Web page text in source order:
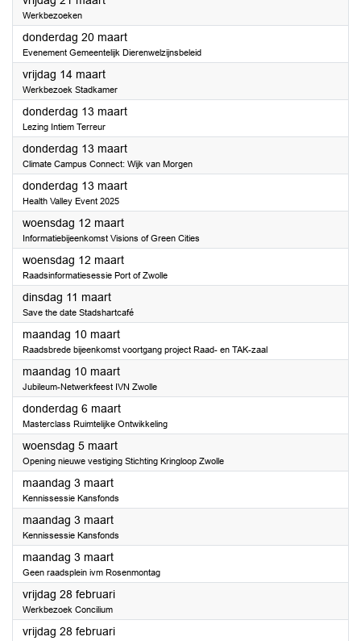
Werkbezoeken
donderdag 20 maart2025
Evenement Gemeentelijk Dierenwelzijnsbeleid
vrijdag 14 maart2025
Werkbezoek Stadkamer
donderdag 13 maart2025
Lezing Intiem Terreur
donderdag 13 maart2025
Climate Campus Connect: Wijk van Morgen
donderdag 13 maart2025
Health Valley Event 2025
woensdag 12 maart2025
Informatiebijeenkomst Visions of Green Cities
woensdag 12 maart2025
Raadsinformatiesessie Port of Zwolle
dinsdag 11 maart2025
Save the date Stadshartcafé
maandag 10 maart2025
Raadsbrede bijeenkomst voortgang project Raad- en TAK-zaal
maandag 10 maart2025
Jubileum-Netwerkfeest IVN Zwolle
donderdag 6 maart2025
Masterclass Ruimtelijke Ontwikkeling
woensdag 5 maart2025
Opening nieuwe vestiging Stichting Kringloop Zwolle
maandag 3 maart2025
Kennissessie Kansfonds
maandag 3 maart2025
Kennissessie Kansfonds
maandag 3 maart2025
Geen raadsplein ivm Rosenmontag
vrijdag 28 februari2025
Werkbezoek Concilium
vrijdag 28 februari2025